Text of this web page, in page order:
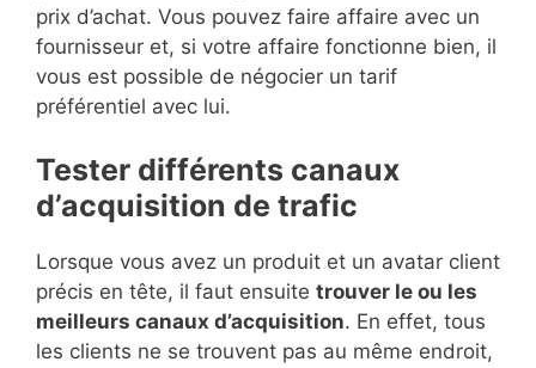
prix d’achat. Vous pouvez faire affaire avec un
fournisseur et, si votre affaire fonctionne bien, il
vous est possible de négocier un tarif
préférentiel avec lui.
Tester différents canaux
d’acquisition de trafic
Lorsque vous avez un produit et un avatar client
précis en tête, il faut ensuite trouver le ou les
meilleurs canaux d’acquisition. En effet, tous
les clients ne se trouvent pas au même endroit,